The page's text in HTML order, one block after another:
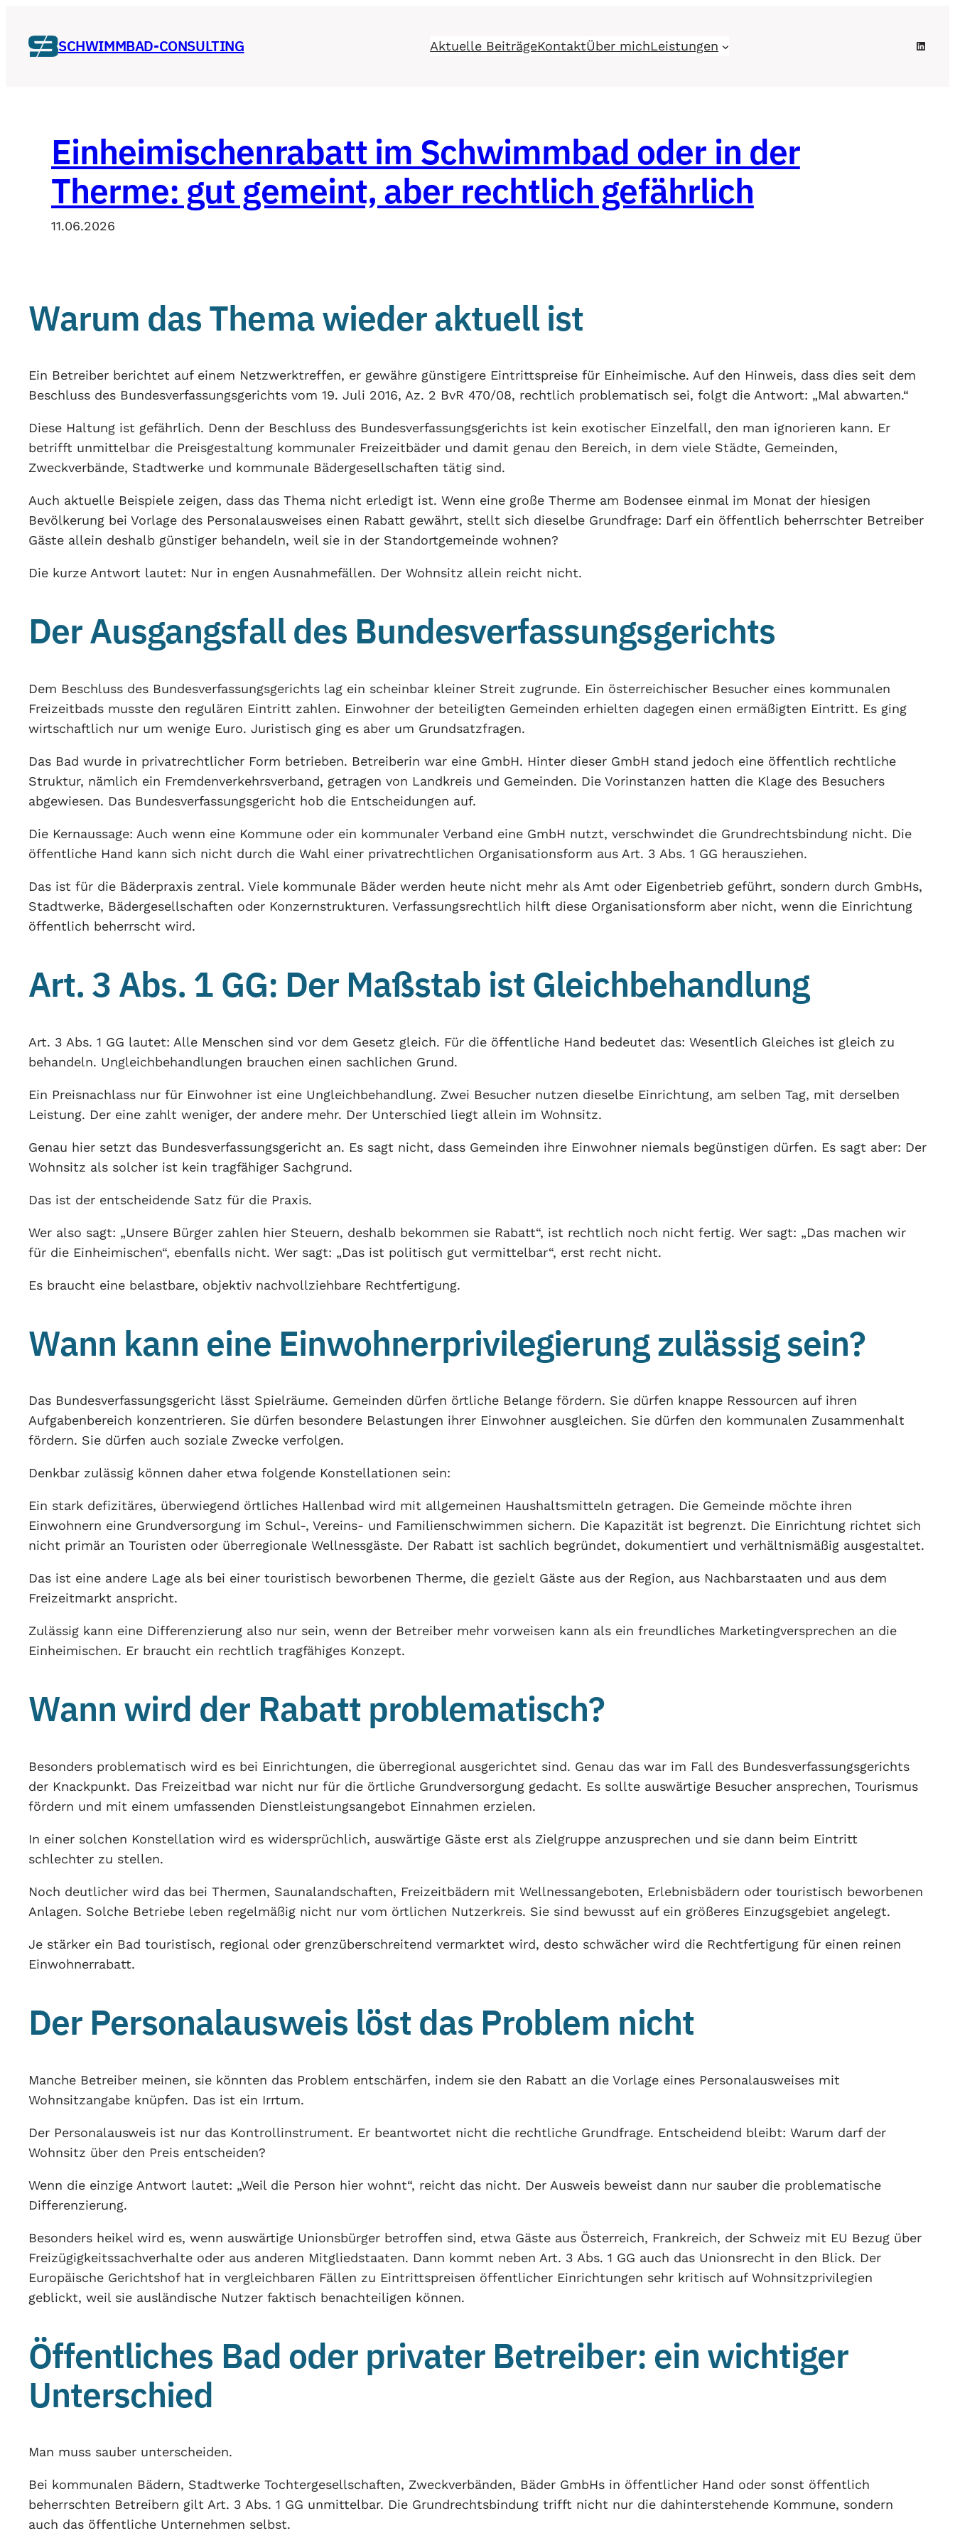
Inhalt
springenSCHWIMMBAD-CONSULTING Aktuelle BeiträgeKontaktÜber michLeistungen
Einheimischenrabatt im Schwimmbad oder in der
Therme: gut gemeint, aber rechtlich gefährlich
11.06.2026
Warum das Thema wieder aktuell ist
Ein Betreiber berichtet auf einem Netzwerktreffen, er gewähre günstigere Eintrittspreise für Einheimische. Auf den Hinweis, dass dies seit dem
Beschluss des Bundesverfassungsgerichts vom 19. Juli 2016, Az. 2 BvR 470/08, rechtlich problematisch sei, folgt die Antwort: „Mal abwarten.“
Diese Haltung ist gefährlich. Denn der Beschluss des Bundesverfassungsgerichts ist kein exotischer Einzelfall, den man ignorieren kann. Er
betrifft unmittelbar die Preisgestaltung kommunaler Freizeitbäder und damit genau den Bereich, in dem viele Städte, Gemeinden,
Zweckverbände, Stadtwerke und kommunale Bädergesellschaften tätig sind.
Auch aktuelle Beispiele zeigen, dass das Thema nicht erledigt ist. Wenn eine große Therme am Bodensee einmal im Monat der hiesigen
Bevölkerung bei Vorlage des Personalausweises einen Rabatt gewährt, stellt sich dieselbe Grundfrage: Darf ein öffentlich beherrschter Betreiber
Gäste allein deshalb günstiger behandeln, weil sie in der Standortgemeinde wohnen?
Die kurze Antwort lautet: Nur in engen Ausnahmefällen. Der Wohnsitz allein reicht nicht.
Der Ausgangsfall des Bundesverfassungsgerichts
Dem Beschluss des Bundesverfassungsgerichts lag ein scheinbar kleiner Streit zugrunde. Ein österreichischer Besucher eines kommunalen
Freizeitbads musste den regulären Eintritt zahlen. Einwohner der beteiligten Gemeinden erhielten dagegen einen ermäßigten Eintritt. Es ging
wirtschaftlich nur um wenige Euro. Juristisch ging es aber um Grundsatzfragen.
Das Bad wurde in privatrechtlicher Form betrieben. Betreiberin war eine GmbH. Hinter dieser GmbH stand jedoch eine öffentlich rechtliche
Struktur, nämlich ein Fremdenverkehrsverband, getragen von Landkreis und Gemeinden. Die Vorinstanzen hatten die Klage des Besuchers
abgewiesen. Das Bundesverfassungsgericht hob die Entscheidungen auf.
Die Kernaussage: Auch wenn eine Kommune oder ein kommunaler Verband eine GmbH nutzt, verschwindet die Grundrechtsbindung nicht. Die
öffentliche Hand kann sich nicht durch die Wahl einer privatrechtlichen Organisationsform aus Art. 3 Abs. 1 GG herausziehen.
Das ist für die Bäderpraxis zentral. Viele kommunale Bäder werden heute nicht mehr als Amt oder Eigenbetrieb geführt, sondern durch GmbHs,
Stadtwerke, Bädergesellschaften oder Konzernstrukturen. Verfassungsrechtlich hilft diese Organisationsform aber nicht, wenn die Einrichtung
öffentlich beherrscht wird.
Art. 3 Abs. 1 GG: Der Maßstab ist Gleichbehandlung
Art. 3 Abs. 1 GG lautet: Alle Menschen sind vor dem Gesetz gleich. Für die öffentliche Hand bedeutet das: Wesentlich Gleiches ist gleich zu
behandeln. Ungleichbehandlungen brauchen einen sachlichen Grund.
Ein Preisnachlass nur für Einwohner ist eine Ungleichbehandlung. Zwei Besucher nutzen dieselbe Einrichtung, am selben Tag, mit derselben
Leistung. Der eine zahlt weniger, der andere mehr. Der Unterschied liegt allein im Wohnsitz.
Genau hier setzt das Bundesverfassungsgericht an. Es sagt nicht, dass Gemeinden ihre Einwohner niemals begünstigen dürfen. Es sagt aber: Der
Wohnsitz als solcher ist kein tragfähiger Sachgrund.
Das ist der entscheidende Satz für die Praxis.
Wer also sagt: „Unsere Bürger zahlen hier Steuern, deshalb bekommen sie Rabatt“, ist rechtlich noch nicht fertig. Wer sagt: „Das machen wir
für die Einheimischen“, ebenfalls nicht. Wer sagt: „Das ist politisch gut vermittelbar“, erst recht nicht.
Es braucht eine belastbare, objektiv nachvollziehbare Rechtfertigung.
Wann kann eine Einwohnerprivilegierung zulässig sein?
Das Bundesverfassungsgericht lässt Spielräume. Gemeinden dürfen örtliche Belange fördern. Sie dürfen knappe Ressourcen auf ihren
Aufgabenbereich konzentrieren. Sie dürfen besondere Belastungen ihrer Einwohner ausgleichen. Sie dürfen den kommunalen Zusammenhalt
fördern. Sie dürfen auch soziale Zwecke verfolgen.
Denkbar zulässig können daher etwa folgende Konstellationen sein:
Ein stark defizitäres, überwiegend örtliches Hallenbad wird mit allgemeinen Haushaltsmitteln getragen. Die Gemeinde möchte ihren
Einwohnern eine Grundversorgung im Schul-, Vereins- und Familienschwimmen sichern. Die Kapazität ist begrenzt. Die Einrichtung richtet sich
nicht primär an Touristen oder überregionale Wellnessgäste. Der Rabatt ist sachlich begründet, dokumentiert und verhältnismäßig ausgestaltet.
Das ist eine andere Lage als bei einer touristisch beworbenen Therme, die gezielt Gäste aus der Region, aus Nachbarstaaten und aus dem
Freizeitmarkt anspricht.
Zulässig kann eine Differenzierung also nur sein, wenn der Betreiber mehr vorweisen kann als ein freundliches Marketingversprechen an die
Einheimischen. Er braucht ein rechtlich tragfähiges Konzept.
Wann wird der Rabatt problematisch?
Besonders problematisch wird es bei Einrichtungen, die überregional ausgerichtet sind. Genau das war im Fall des Bundesverfassungsgerichts
der Knackpunkt. Das Freizeitbad war nicht nur für die örtliche Grundversorgung gedacht. Es sollte auswärtige Besucher ansprechen, Tourismus
fördern und mit einem umfassenden Dienstleistungsangebot Einnahmen erzielen.
In einer solchen Konstellation wird es widersprüchlich, auswärtige Gäste erst als Zielgruppe anzusprechen und sie dann beim Eintritt
schlechter zu stellen.
Noch deutlicher wird das bei Thermen, Saunalandschaften, Freizeitbädern mit Wellnessangeboten, Erlebnisbädern oder touristisch beworbenen
Anlagen. Solche Betriebe leben regelmäßig nicht nur vom örtlichen Nutzerkreis. Sie sind bewusst auf ein größeres Einzugsgebiet angelegt.
Je stärker ein Bad touristisch, regional oder grenzüberschreitend vermarktet wird, desto schwächer wird die Rechtfertigung für einen reinen
Einwohnerrabatt.
Der Personalausweis löst das Problem nicht
Manche Betreiber meinen, sie könnten das Problem entschärfen, indem sie den Rabatt an die Vorlage eines Personalausweises mit
Wohnsitzangabe knüpfen. Das ist ein Irrtum.
Der Personalausweis ist nur das Kontrollinstrument. Er beantwortet nicht die rechtliche Grundfrage. Entscheidend bleibt: Warum darf der
Wohnsitz über den Preis entscheiden?
Wenn die einzige Antwort lautet: „Weil die Person hier wohnt“, reicht das nicht. Der Ausweis beweist dann nur sauber die problematische
Differenzierung.
Besonders heikel wird es, wenn auswärtige Unionsbürger betroffen sind, etwa Gäste aus Österreich, Frankreich, der Schweiz mit EU Bezug über
Freizügigkeitssachverhalte oder aus anderen Mitgliedstaaten. Dann kommt neben Art. 3 Abs. 1 GG auch das Unionsrecht in den Blick. Der
Europäische Gerichtshof hat in vergleichbaren Fällen zu Eintrittspreisen öffentlicher Einrichtungen sehr kritisch auf Wohnsitzprivilegien
geblickt, weil sie ausländische Nutzer faktisch benachteiligen können.
Öffentliches Bad oder privater Betreiber: ein wichtiger
Unterschied
Man muss sauber unterscheiden.
Bei kommunalen Bädern, Stadtwerke Tochtergesellschaften, Zweckverbänden, Bäder GmbHs in öffentlicher Hand oder sonst öffentlich
beherrschten Betreibern gilt Art. 3 Abs. 1 GG unmittelbar. Die Grundrechtsbindung trifft nicht nur die dahinterstehende Kommune, sondern
auch das öffentliche Unternehmen selbst.